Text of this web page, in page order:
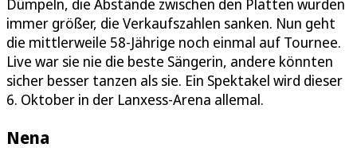
Dümpeln, die Abstände zwischen den Platten wurden
immer größer, die Verkaufszahlen sanken. Nun geht
die mittlerweile 58-Jährige noch einmal auf Tournee.
Live war sie nie die beste Sängerin, andere könnten
sicher besser tanzen als sie. Ein Spektakel wird dieser
6. Oktober in der Lanxess-Arena allemal.
Nena